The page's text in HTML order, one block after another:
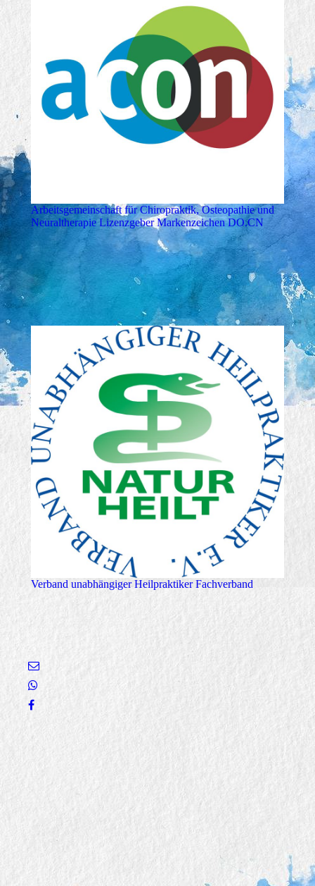
Arbeitsgemeinschaft für Chiropraktik, Osteopathie und
Neuraltherapie Lizenzgeber Markenzeichen DO.CN
Verband unabhängiger Heilpraktiker Fachverband